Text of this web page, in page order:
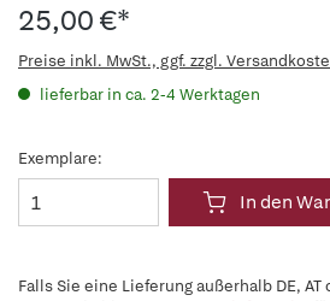
25,00 €*
Preise inkl. MwSt., ggf. zzgl.
lieferbar in ca. 2-4 Werktagen
Exemplare:
In den
Falls Sie eine Lieferung außerhalb DE, AT